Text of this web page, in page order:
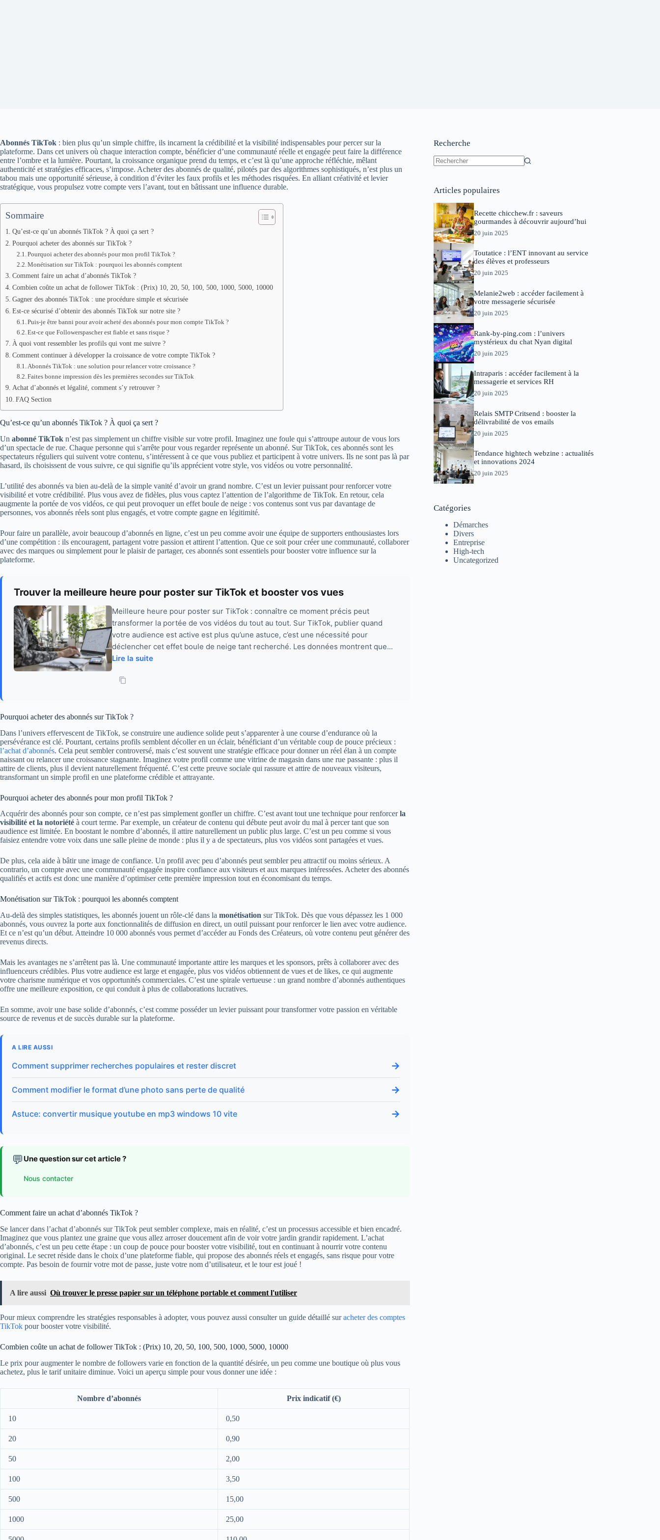
Abonnés TikTok : bien plus qu’un simple chiffre, ils incarnent la crédibilité et la visibilité indispensables pour percer sur la
plateforme. Dans cet univers où chaque interaction compte, bénéficier d’une communauté réelle et engagée peut faire la différence
entre l’ombre et la lumière. Pourtant, la croissance organique prend du temps, et c’est là qu’une approche réfléchie, mêlant
authenticité et stratégies efficaces, s’impose. Acheter des abonnés de qualité, pilotés par des algorithmes sophistiqués, n’est plus un
tabou mais une opportunité sérieuse, à condition d’éviter les faux profils et les méthodes risquées. En alliant créativité et levier
stratégique, vous propulsez votre compte vers l’avant, tout en bâtissant une influence durable.
Sommaire
Qu’est-ce qu’un abonnés TikTok ? À quoi ça sert ?
Pourquoi acheter des abonnés sur TikTok ?
Pourquoi acheter des abonnés pour mon profil TikTok ?
Monétisation sur TikTok : pourquoi les abonnés comptent
Comment faire un achat d’abonnés TikTok ?
Combien coûte un achat de follower TikTok : (Prix) 10, 20, 50, 100, 500, 1000, 5000, 10000
Gagner des abonnés TikTok : une procédure simple et sécurisée
Est-ce sécurisé d’obtenir des abonnés TikTok sur notre site ?
Puis-je être banni pour avoir acheté des abonnés pour mon compte TikTok ?
Est-ce que Followerspascher est fiable et sans risque ?
À quoi vont ressembler les profils qui vont me suivre ?
Comment continuer à développer la croissance de votre compte TikTok ?
Abonnés TikTok : une solution pour relancer votre croissance ?
Faites bonne impression dès les premières secondes sur TikTok
Achat d’abonnés et légalité, comment s’y retrouver ?
FAQ Section
Qu’est-ce qu’un abonnés TikTok ? À quoi ça sert ?
Un abonné TikTok n’est pas simplement un chiffre visible sur votre profil. Imaginez une foule qui s’attroupe autour de vous lors
d’un spectacle de rue. Chaque personne qui s’arrête pour vous regarder représente un abonné. Sur TikTok, ces abonnés sont les
spectateurs réguliers qui suivent votre contenu, s’intéressent à ce que vous publiez et participent à votre univers. Ils ne sont pas là par
hasard, ils choisissent de vous suivre, ce qui signifie qu’ils apprécient votre style, vos vidéos ou votre personnalité.
L’utilité des abonnés va bien au-delà de la simple vanité d’avoir un grand nombre. C’est un levier puissant pour renforcer votre
visibilité et votre crédibilité. Plus vous avez de fidèles, plus vous captez l’attention de l’algorithme de TikTok. En retour, cela
augmente la portée de vos vidéos, ce qui peut provoquer un effet boule de neige : vos contenus sont vus par davantage de
personnes, vos abonnés réels sont plus engagés, et votre compte gagne en légitimité.
Pour faire un parallèle, avoir beaucoup d’abonnés en ligne, c’est un peu comme avoir une équipe de supporters enthousiastes lors
d’une compétition : ils encouragent, partagent votre passion et attirent l’attention. Que ce soit pour créer une communauté, collaborer
avec des marques ou simplement pour le plaisir de partager, ces abonnés sont essentiels pour booster votre influence sur la
plateforme.
Trouver la meilleure heure pour poster sur TikTok et booster vos vues
Meilleure heure pour poster sur TikTok : connaître ce moment précis peut
transformer la portée de vos vidéos du tout au tout. Sur TikTok, publier quand
votre audience est active est plus qu’une astuce, c’est une nécessité pour
déclencher cet effet boule de neige tant recherché. Les données montrent que...
Lire la suite
Pourquoi acheter des abonnés sur TikTok ?
Dans l’univers effervescent de TikTok, se construire une audience solide peut s’apparenter à une course d’endurance où la
persévérance est clé. Pourtant, certains profils semblent décoller en un éclair, bénéficiant d’un véritable coup de pouce précieux :
l’achat d’abonnés. Cela peut sembler controversé, mais c’est souvent une stratégie efficace pour donner un réel élan à un compte
naissant ou relancer une croissance stagnante. Imaginez votre profil comme une vitrine de magasin dans une rue passante : plus il
attire de clients, plus il devient naturellement fréquenté. C’est cette preuve sociale qui rassure et attire de nouveaux visiteurs,
transformant un simple profil en une plateforme crédible et attrayante.
Pourquoi acheter des abonnés pour mon profil TikTok ?
Acquérir des abonnés pour son compte, ce n’est pas simplement gonfler un chiffre. C’est avant tout une technique pour renforcerla
visibilité et la notoriété à court terme. Par exemple, un créateur de contenu qui débute peut avoir du mal à percer tant que son
audience est limitée. En boostant le nombre d’abonnés, il attire naturellement un public plus large. C’est un peu comme si vous
faisiez entendre votre voix dans une salle pleine de monde : plus il y a de spectateurs, plus vos vidéos sont partagées et vues.
De plus, cela aide à bâtir une image de confiance. Un profil avec peu d’abonnés peut sembler peu attractif ou moins sérieux. A
contrario, un compte avec une communauté engagée inspire confiance aux visiteurs et aux marques intéressées. Acheter des abonnés
qualifiés et actifs est donc une manière d’optimiser cette première impression tout en économisant du temps.
Monétisation sur TikTok : pourquoi les abonnés comptent
Au-delà des simples statistiques, les abonnés jouent un rôle-clé dans la monétisation sur TikTok. Dès que vous dépassez les 1 000
abonnés, vous ouvrez la porte aux fonctionnalités de diffusion en direct, un outil puissant pour renforcer le lien avec votre audience.
Et ce n’est qu’un début. Atteindre 10 000 abonnés vous permet d’accéder au Fonds des Créateurs, où votre contenu peut générer des
revenus directs.
Mais les avantages ne s’arrêtent pas là. Une communauté importante attire les marques et les sponsors, prêts à collaborer avec des
influenceurs crédibles. Plus votre audience est large et engagée, plus vos vidéos obtiennent de vues et de likes, ce qui augmente
votre charisme numérique et vos opportunités commerciales. C’est une spirale vertueuse : un grand nombre d’abonnés authentiques
offre une meilleure exposition, ce qui conduit à plus de collaborations lucratives.
En somme, avoir une base solide d’abonnés, c’est comme posséder un levier puissant pour transformer votre passion en véritable
source de revenus et de succès durable sur la plateforme.
A LIRE AUSSI
Comment supprimer recherches populaires et rester discret →
Comment modifier le format d’une photo sans perte de qualité →
Astuce: convertir musique youtube en mp3 windows 10 vite →
💬 Une question sur cet article ?
Nous contacter
Comment faire un achat d’abonnés TikTok ?
Se lancer dans l’achat d’abonnés sur TikTok peut sembler complexe, mais en réalité, c’est un processus accessible et bien encadré.
Imaginez que vous plantez une graine que vous allez arroser doucement afin de voir votre jardin grandir rapidement. L’achat
d’abonnés, c’est un peu cette étape : un coup de pouce pour booster votre visibilité, tout en continuant à nourrir votre contenu
original. Le secret réside dans le choix d’une plateforme fiable, qui propose des abonnés réels et engagés, sans risque pour votre
compte. Pas besoin de fournir votre mot de passe, juste votre nom d’utilisateur, et le tour est joué !
A lire aussi Où trouver le presse papier sur un téléphone portable et comment l'utiliser
Pour mieux comprendre les stratégies responsables à adopter, vous pouvez aussi consulter un guide détaillé suracheter des comptes
TikTok pour booster votre visibilité.
Combien coûte un achat de follower TikTok : (Prix) 10, 20, 50, 100, 500, 1000, 5000, 10000
Le prix pour augmenter le nombre de followers varie en fonction de la quantité désirée, un peu comme une boutique où plus vous
achetez, plus le tarif unitaire diminue. Voici un aperçu simple pour vous donner une idée :
Nombre d’abonnés Prix indicatif (€)
10 0,50
20 0,90
50 2,00
100 3,50
500 15,00
1000 25,00
Recherche
Articles populaires
Recette chicchew.fr : saveurs
gourmandes à découvrir aujourd’hui
20 juin 2025
Toutatice : l’ENT innovant au service
des élèves et professeurs
20 juin 2025
Melanie2web : accéder facilement à
votre messagerie sécurisée
20 juin 2025
Rank-by-ping.com : l’univers
mystérieux du chat Nyan digital
20 juin 2025
Intraparis : accéder facilement à la
messagerie et services RH
20 juin 2025
Relais SMTP Critsend : booster la
délivrabilité de vos emails
20 juin 2025
Tendance hightech webzine : actualités
et innovations 2024
20 juin 2025
Catégories
Démarches
Divers
Entreprise
High-tech
Uncategorized